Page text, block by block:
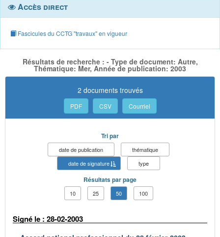
Accès direct
Fascicules du CCTG "travaux" en vigueur
Résultats de recherche : - Type de document: Autre,
Thématique: Mer, Année de publication: 2003
2 documents trouvés
PDF CSV Courriel
Tri par
date de publication
thématique
date de signature
type
Résultats par page
10 25 50 100
Signé le : 28-02-2003